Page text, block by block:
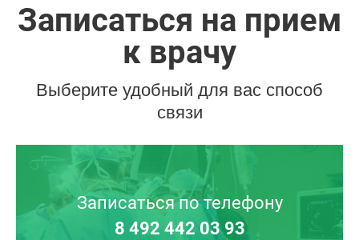
Записаться на прием
к врачу
Выберите удобный для вас способ
связи
Записаться по телефону
8 492 442 03 93